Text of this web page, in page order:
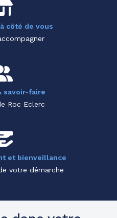
côté de vous
savoir-faire
Roc Eclerc
et bienveillance
votre démarche